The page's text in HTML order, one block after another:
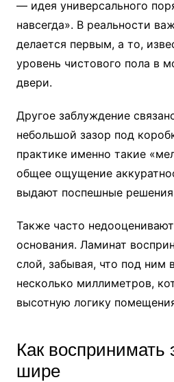
— идея универсального
навсегда». В реальности
делается первым, а то,
уровень чистового пола в
двери.
Другое заблуждение
небольшой зазор под
практике именно такие
общее ощущение
выдают поспешные
Также часто
основания. Ламинат
слой, забывая, что под ним
несколько миллиметров,
высотную логику
Как воспринимать
шире